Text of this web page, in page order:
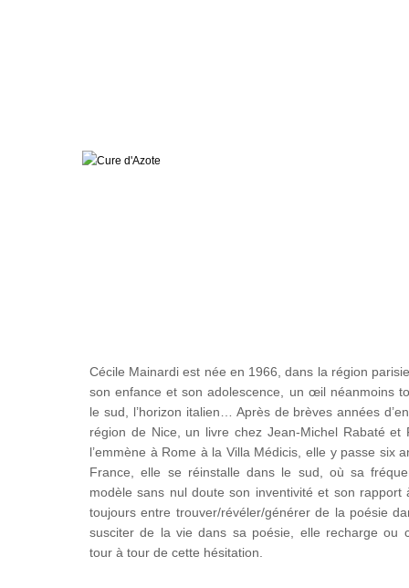
Cécile Mainardi est née en 1966, dans la région
son enfance et son adolescence, un œil néanmoins
le sud, l’horizon italien… Après de brèves années
région de Nice, un livre chez Jean-Michel Rabaté et
l’emmène à Rome à la Villa Médicis, elle y passe six
France, elle se réinstalle dans le sud, où sa
modèle sans nul doute son inventivité et son rapport
toujours entre trouver/révéler/générer de la poésie
susciter de la vie dans sa poésie, elle recharge ou
tour à tour de cette hésitation.